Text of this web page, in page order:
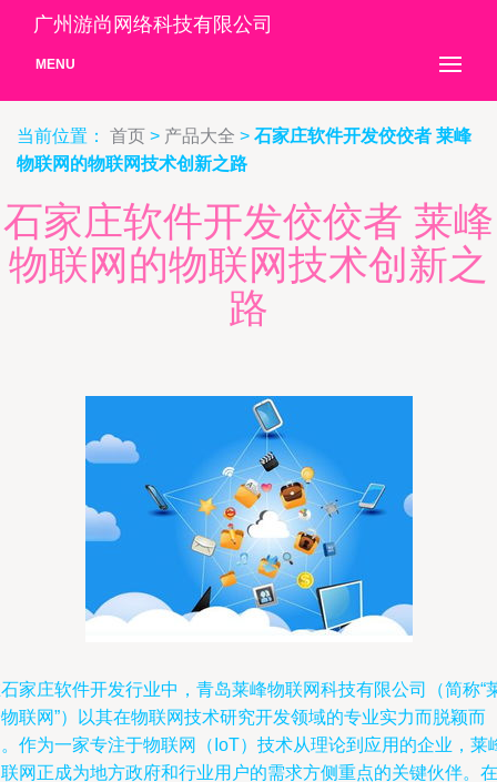
广州游尚网络科技有限公司
MENU
当前位置： 首页 > 产品大全 > 石家庄软件开发佼佼者 莱峰
物联网的物联网技术创新之路
石家庄软件开发佼佼者 莱峰
物联网的物联网技术创新之
路
家庄软件开发行业中，青岛莱峰物联网科技有限公司（简称“
联网”）以其在物联网技术研究开发领域的专业实力而脱颖而
作为一家专注于物联网（IoT）技术从理论到应用的企业，莱
网正成为地方政府和行业用户的需求方侧重点的关键伙伴。在